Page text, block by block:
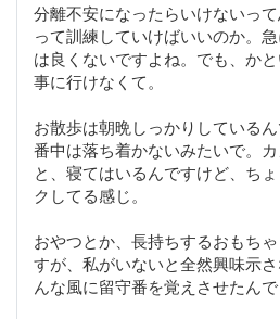
分離不安になったらいけないっ
って訓練していけばいいのか。
は良くないですよね。でも、か
事に行けなくて。
お散歩は朝晩しっかりしている
番中は落ち着かないみたいで。
と、寝てはいるんですけど、ち
クしてる感じ。
おやつとか、長持ちするおもち
すが、私がいないと全然興味示
んな風に留守番を覚えさせたん